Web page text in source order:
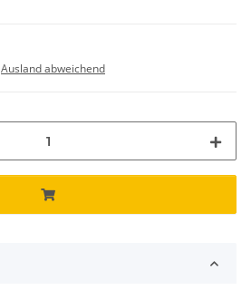
Ausland abweichend